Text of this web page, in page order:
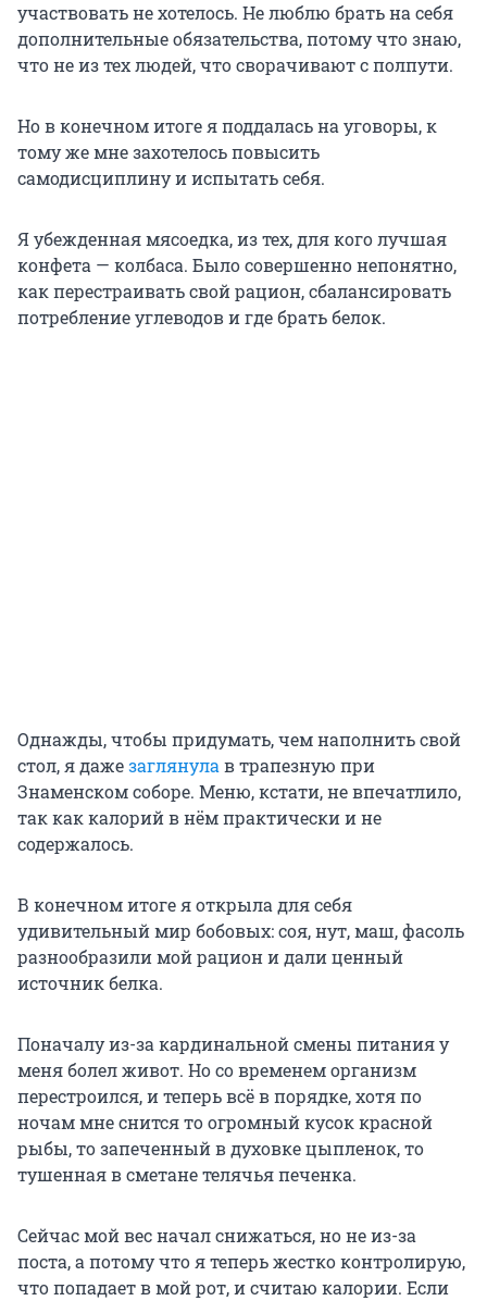
участвовать не хотелось. Не люблю брать на себя
дополнительные обязательства, потому что знаю,
что не из тех людей, что сворачивают с полпути.
Но в конечном итоге я поддалась на уговоры, к
тому же мне захотелось повысить
самодисциплину и испытать себя.
Я убежденная мясоедка, из тех, для кого лучшая
конфета — колбаса. Было совершенно непонятно,
как перестраивать свой рацион, сбалансировать
потребление углеводов и где брать белок.
Однажды, чтобы придумать, чем наполнить свой
стол, я дажезаглянулав трапезную при
Знаменском соборе. Меню, кстати, не впечатлило,
так как калорий в нём практически и не
содержалось.
В конечном итоге я открыла для себя
удивительный мир бобовых: соя, нут, маш, фасоль
разнообразили мой рацион и дали ценный
источник белка.
Поначалу из-за кардинальной смены питания у
меня болел живот. Но со временем организм
перестроился, и теперь всё в порядке, хотя по
ночам мне снится то огромный кусок красной
рыбы, то запеченный в духовке цыпленок, то
тушенная в сметане телячья печенка.
Сейчас мой вес начал снижаться, но не из-за
поста, а потому что я теперь жестко контролирую,
что попадает в мой рот, и считаю калории. Если